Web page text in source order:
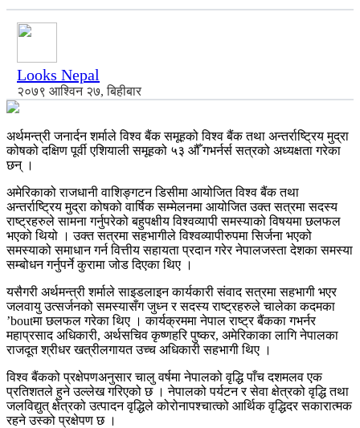
Looks Nepal
२०७९ आश्विन २७, बिहीबार
अर्थमन्त्री जनार्दन शर्माले विश्व बैंक समूहको विश्व बैंक तथा अन्तर्राष्ट्रिय मुद्रा
कोषको दक्षिण पूर्वी एशियाली समूहको ५३ औँ गभर्नर्स सत्रको अध्यक्षता गरेका
छन् ।
अमेरिकाको राजधानी वाशिङ्गटन डिसीमा आयोजित विश्व बैंक तथा
अन्तर्राष्ट्रिय मुद्रा कोषको वार्षिक सम्मेलनमा आयोजित उक्त सत्रमा सदस्य
राष्ट्रहरुले सामना गर्नुपरेको बहुपक्षीय विश्वव्यापी समस्याको विषयमा छलफल
भएको थियो । उक्त सत्रमा सहभागीले विश्वव्यापीरुपमा सिर्जना भएको
समस्याको समाधान गर्न वित्तीय सहायता प्रदान गरेर नेपालजस्ता देशका समस्या
सम्बोधन गर्नुपर्ने कुरामा जोड दिएका थिए ।
यसैगरी अर्थमन्त्री शर्माले साइडलाइन कार्यकारी संवाद सत्रमा सहभागी भएर
जलवायु उत्सर्जनको समस्यासँग जुध्न र सदस्य राष्ट्रहरुले चालेका कदमका
’boutमा छलफल गरेका थिए । कार्यक्रममा नेपाल राष्ट्र बैंकका गभर्नर
महाप्रसाद अधिकारी, अर्थसचिव कृष्णहरि पुष्कर, अमेरिकाका लागि नेपालका
राजदूत श्रीधर खत्रीलगायत उच्च अधिकारी सहभागी थिए ।
विश्व बैंकको प्रक्षेपणअनुसार चालु वर्षमा नेपालको वृद्धि पाँच दशमलव एक
प्रतिशतले हुने उल्लेख गरिएको छ । नेपालको पर्यटन र सेवा क्षेत्रको वृद्धि तथा
जलविद्युत् क्षेत्रको उत्पादन वृद्धिले कोरोनापश्चात्को आर्थिक वृद्धिदर सकारात्मक
रहने उस्को प्रक्षेपण छ ।